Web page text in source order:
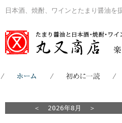
日本酒、焼酎、ワインとたまり醤油
＜ 2026年8月 ＞